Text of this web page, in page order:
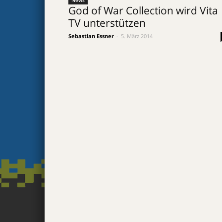
God of War Collection wird Vita
TV unterstützen
Sebastian Essner 5. März 2014